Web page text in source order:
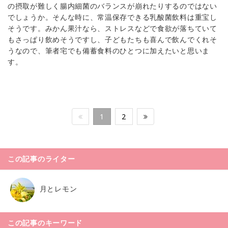
の摂取が難しく腸内細菌のバランスが崩れたりするのではない
でしょうか。そんな時に、常温保存できる乳酸菌飲料は重宝し
そうです。みかん果汁なら、ストレスなどで食欲が落ちていて
もさっぱり飲めそうですし、子どもたちも喜んで飲んでくれそ
うなので、筆者宅でも備蓄食料のひとつに加えたいと思いま
す。
1 2
この記事のライター
月とレモン
この記事のキーワード